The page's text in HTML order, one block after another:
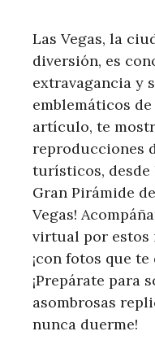
Las Vegas, la
diversión, es
extravagancia y
emblemáticos
artículo, te
reproducciones
turísticos, desde
Gran Pirámide
Vegas!
virtual por estos
¡con fotos que
¡Prepárate para
asombrosas
nunca duerme!